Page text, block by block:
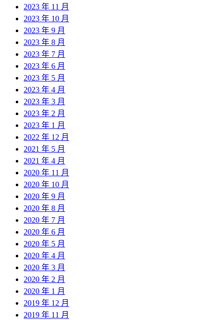
2023 年 11 月
2023 年 10 月
2023 年 9 月
2023 年 8 月
2023 年 7 月
2023 年 6 月
2023 年 5 月
2023 年 4 月
2023 年 3 月
2023 年 2 月
2023 年 1 月
2022 年 12 月
2021 年 5 月
2021 年 4 月
2020 年 11 月
2020 年 10 月
2020 年 9 月
2020 年 8 月
2020 年 7 月
2020 年 6 月
2020 年 5 月
2020 年 4 月
2020 年 3 月
2020 年 2 月
2020 年 1 月
2019 年 12 月
2019 年 11 月